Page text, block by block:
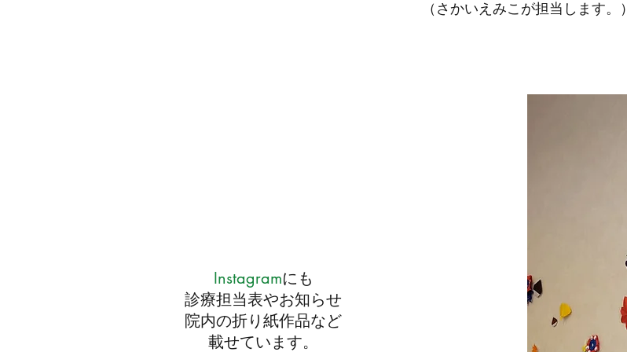
​（さかいえみこが担当します。）
Instagramにも
診療担当表やお知らせ
院内の折り紙作品など
載せています。